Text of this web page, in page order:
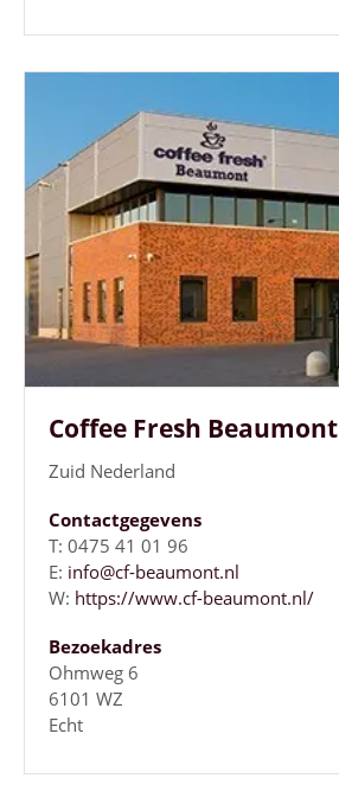
Coffee Fresh Beaumont
Zuid Nederland
Contactgegevens
T: 0475 41 01 96
E: info@cf-beaumont.nl
W: https://www.cf-beaumont.nl/
Bezoekadres
Ohmweg 6
6101 WZ
Echt